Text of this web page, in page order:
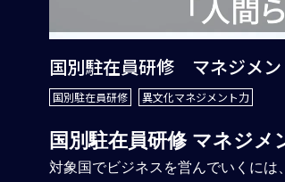
国別駐在員研修 マネジメ
国別駐在員研修 異文化マネジメント力
国別駐在員研修 マネジ
対象国でビジネスを営んでいくに